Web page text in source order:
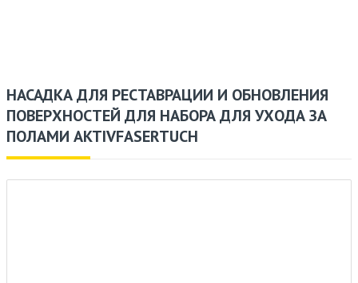
НАСАДКА ДЛЯ РЕСТАВРАЦИИ И ОБНОВЛЕНИЯ
ПОВЕРХНОСТЕЙ ДЛЯ НАБОРА ДЛЯ УХОДА ЗА
ПОЛАМИ AKTIVFASERTUCH